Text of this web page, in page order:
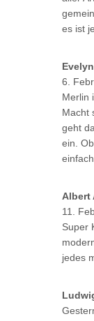
es ist
6.
Merlin
Macht
geht
ein.
Albert
11.
Super
jedes